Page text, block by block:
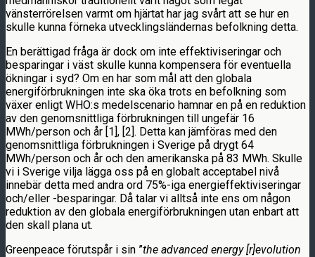
vänsterrörelsen varmt om hjärtat har jag svårt att se hur en
skulle kunna förneka utvecklingsländernas befolkning detta.
En berättigad fråga är dock om inte effektiviseringar och
besparingar i väst skulle kunna kompensera för eventuella
ökningar i syd? Om en har som mål att den globala
energiförbrukningen inte ska öka trots en befolkning som
växer enligt WHO:s medelscenario hamnar en på en reduktion
av den genomsnittliga förbrukningen till ungefär 16
MWh/person och år [1], [2]. Detta kan jämföras med den
genomsnittliga förbrukningen i Sverige på drygt 64
MWh/person och år och den amerikanska på 83 MWh. Skulle
vi i Sverige vilja lägga oss på en globalt acceptabel nivå
innebär detta med andra ord 75%-iga energieffektiviseringar
och/eller -besparingar. Då talar vi alltså inte ens om någon
reduktion av den globala energiförbrukningen utan enbart att
den skall plana ut.
Greenpeace förutspår i sin ”the advanced energy [r]evolution